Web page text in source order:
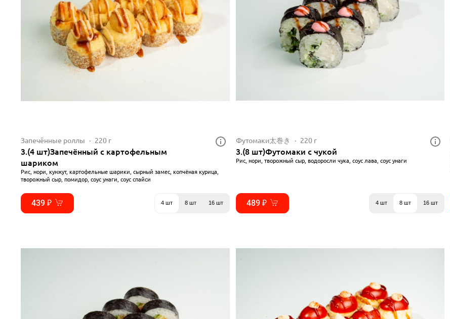
Запечённые роллы 220 г
3.(4 шт)Запечённый с картофельным
шариком
Рис, нори, кунжут, картофельные шарики, сырный замес, копчёная курица,
творожный сыр, помидор, соус унаги, соус спайси
439 ₽ 4 шт 8 шт 16 шт
Футомаки太巻き 220 г
3.(8 шт)Футомаки с чукой
Рис, нори, творожный сыр, водоросли чука, соус лава, соус унаги
489 ₽ 4 шт 8 шт 16 шт